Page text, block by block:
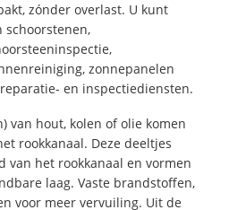
zónder overlast. U kunt
schoorstenen,
zonnepanelen
en inspectiediensten.
van hout, kolen of olie komen
rookkanaal. Deze deeltjes
van het rookkanaal en vormen
laag. Vaste brandstoffen,
voor meer vervuiling. Uit de